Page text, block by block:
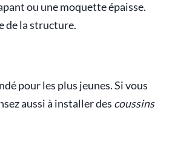
ou une moquette épaisse.
de la structure.
pour les plus jeunes. Si vous
aussi à installer des coussins